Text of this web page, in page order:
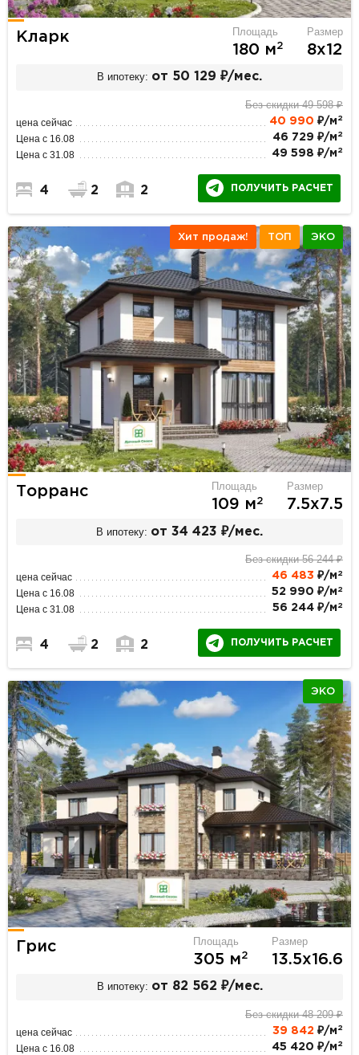
Кларк Площадь
180 м2
Размер
8х12
В ипотеку: от 50 129 ₽/мес.
Без скидки 49 598 ₽
цена сейчас 40 990 ₽/м 2
Цена с 16.08 46 729 ₽/м 2
Цена с 31.08 49 598 ₽/м 2
4 2 2 ПОЛУЧИТЬ РАСЧЕТ
Хит продаж! ТОП ЭКО
Торранс Площадь
109 м2
Размер
7.5х7.5
В ипотеку: от 34 423 ₽/мес.
Без скидки 56 244 ₽
цена сейчас 46 483 ₽/м 2
Цена с 16.08 52 990 ₽/м 2
Цена с 31.08 56 244 ₽/м 2
4 2 2 ПОЛУЧИТЬ РАСЧЕТ
ЭКО
Грис Площадь
305 м2
Размер
13.5х16.6
В ипотеку: от 82 562 ₽/мес.
Без скидки 48 209 ₽
цена сейчас 39 842 ₽/м 2
Цена с 16.08 45 420 ₽/м 2